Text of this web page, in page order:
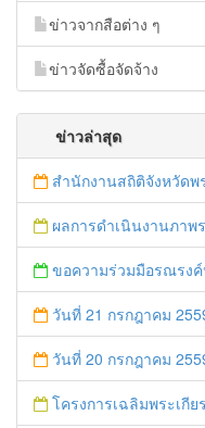
ข่าวจากสือต่าง ๆ
ข่าวจัดซื้อจัดจ้าง
ข่าวล่าสุด
สำนักงานสถิติจังหวัดพระนครศรีอยุธยา เปิด
ผลการดำเนินงานภาพรวม ตำ
ขอความร่วมมือรณรงค์ประช
วันที่ 21 กรกฎาคม 2559 ร่วมเป็นเกียรติ การจั
วันที่ 20 กรกฎาคม 2559 พิธีพระ
โครงการเฉลิมพระเกียรติพระบาทสมเด็จพระเจ้าอยู่หัว